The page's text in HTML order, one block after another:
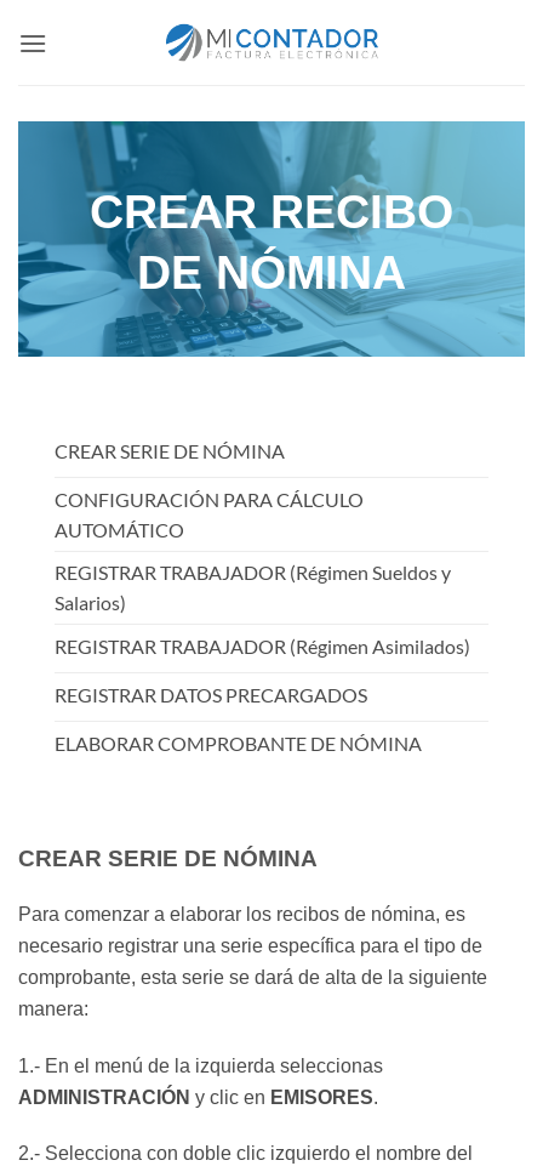
CREAR RECIBO
DE NÓMINA
CREAR SERIE DE NÓMINA
CONFIGURACIÓN PARA CÁLCULO
AUTOMÁTICO
REGISTRAR TRABAJADOR (Régimen Sueldos y
Salarios)
REGISTRAR TRABAJADOR (Régimen Asimilados)
REGISTRAR DATOS PRECARGADOS
ELABORAR COMPROBANTE DE NÓMINA
CREAR SERIE DE NÓMINA
Para comenzar a elaborar los recibos de nómina, es
necesario registrar una serie específica para el tipo de
comprobante, esta serie se dará de alta de la siguiente
manera:
1.- En el menú de la izquierda seleccionas
ADMINISTRACIÓN y clic en EMISORES.
2.- Selecciona con doble clic izquierdo el nombre del